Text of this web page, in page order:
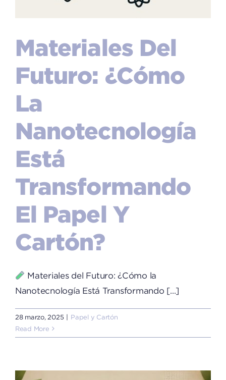
Materiales Del
Futuro: ¿Cómo
La
Nanotecnología
Está
Transformando
El Papel Y
Cartón?
Materiales del Futuro: ¿Cómo la
Nanotecnología Está Transformando [...]
28 marzo, 2025
Papel y Cartón
Read More